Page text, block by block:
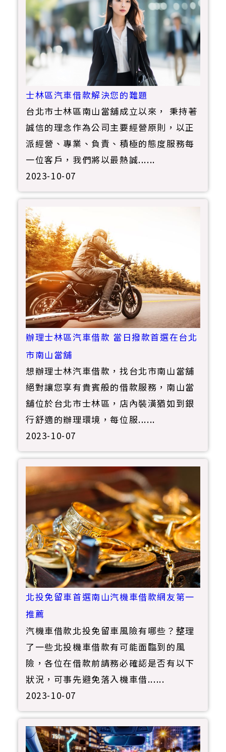
士林區汽車借款解決您的難題
台北市士林區南山當舖成立以來， 秉持著
誠信的理念作為公司主要經營原則，以正
派經營、專業、負責、積極的態度服務每
一位客戶，我們將以最熱誠......
2023-10-07
辦理士林區汽車借款 當日撥款首選在台北
市南山當舖
想辦理士林汽車借款，找台北市南山當舖
絕對讓您享有貴賓般的借款服務，南山當
舖位於台北市士林區，店內裝潢猶如到銀
行舒適的辦理環境，每位服......
2023-10-07
北投免留車首選南山汽機車借款網友第一
推薦
汽機車借款北投免留車風險有哪些？整理
了一些北投機車借款有可能面臨到的風
險，各位在借款前請務必確認是否有以下
狀況，可事先避免落入機車借......
2023-10-07